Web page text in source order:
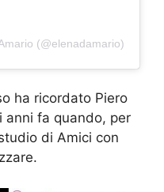
(@elenadamario)
ha ricordato Piero
fa quando, per
di Amici con